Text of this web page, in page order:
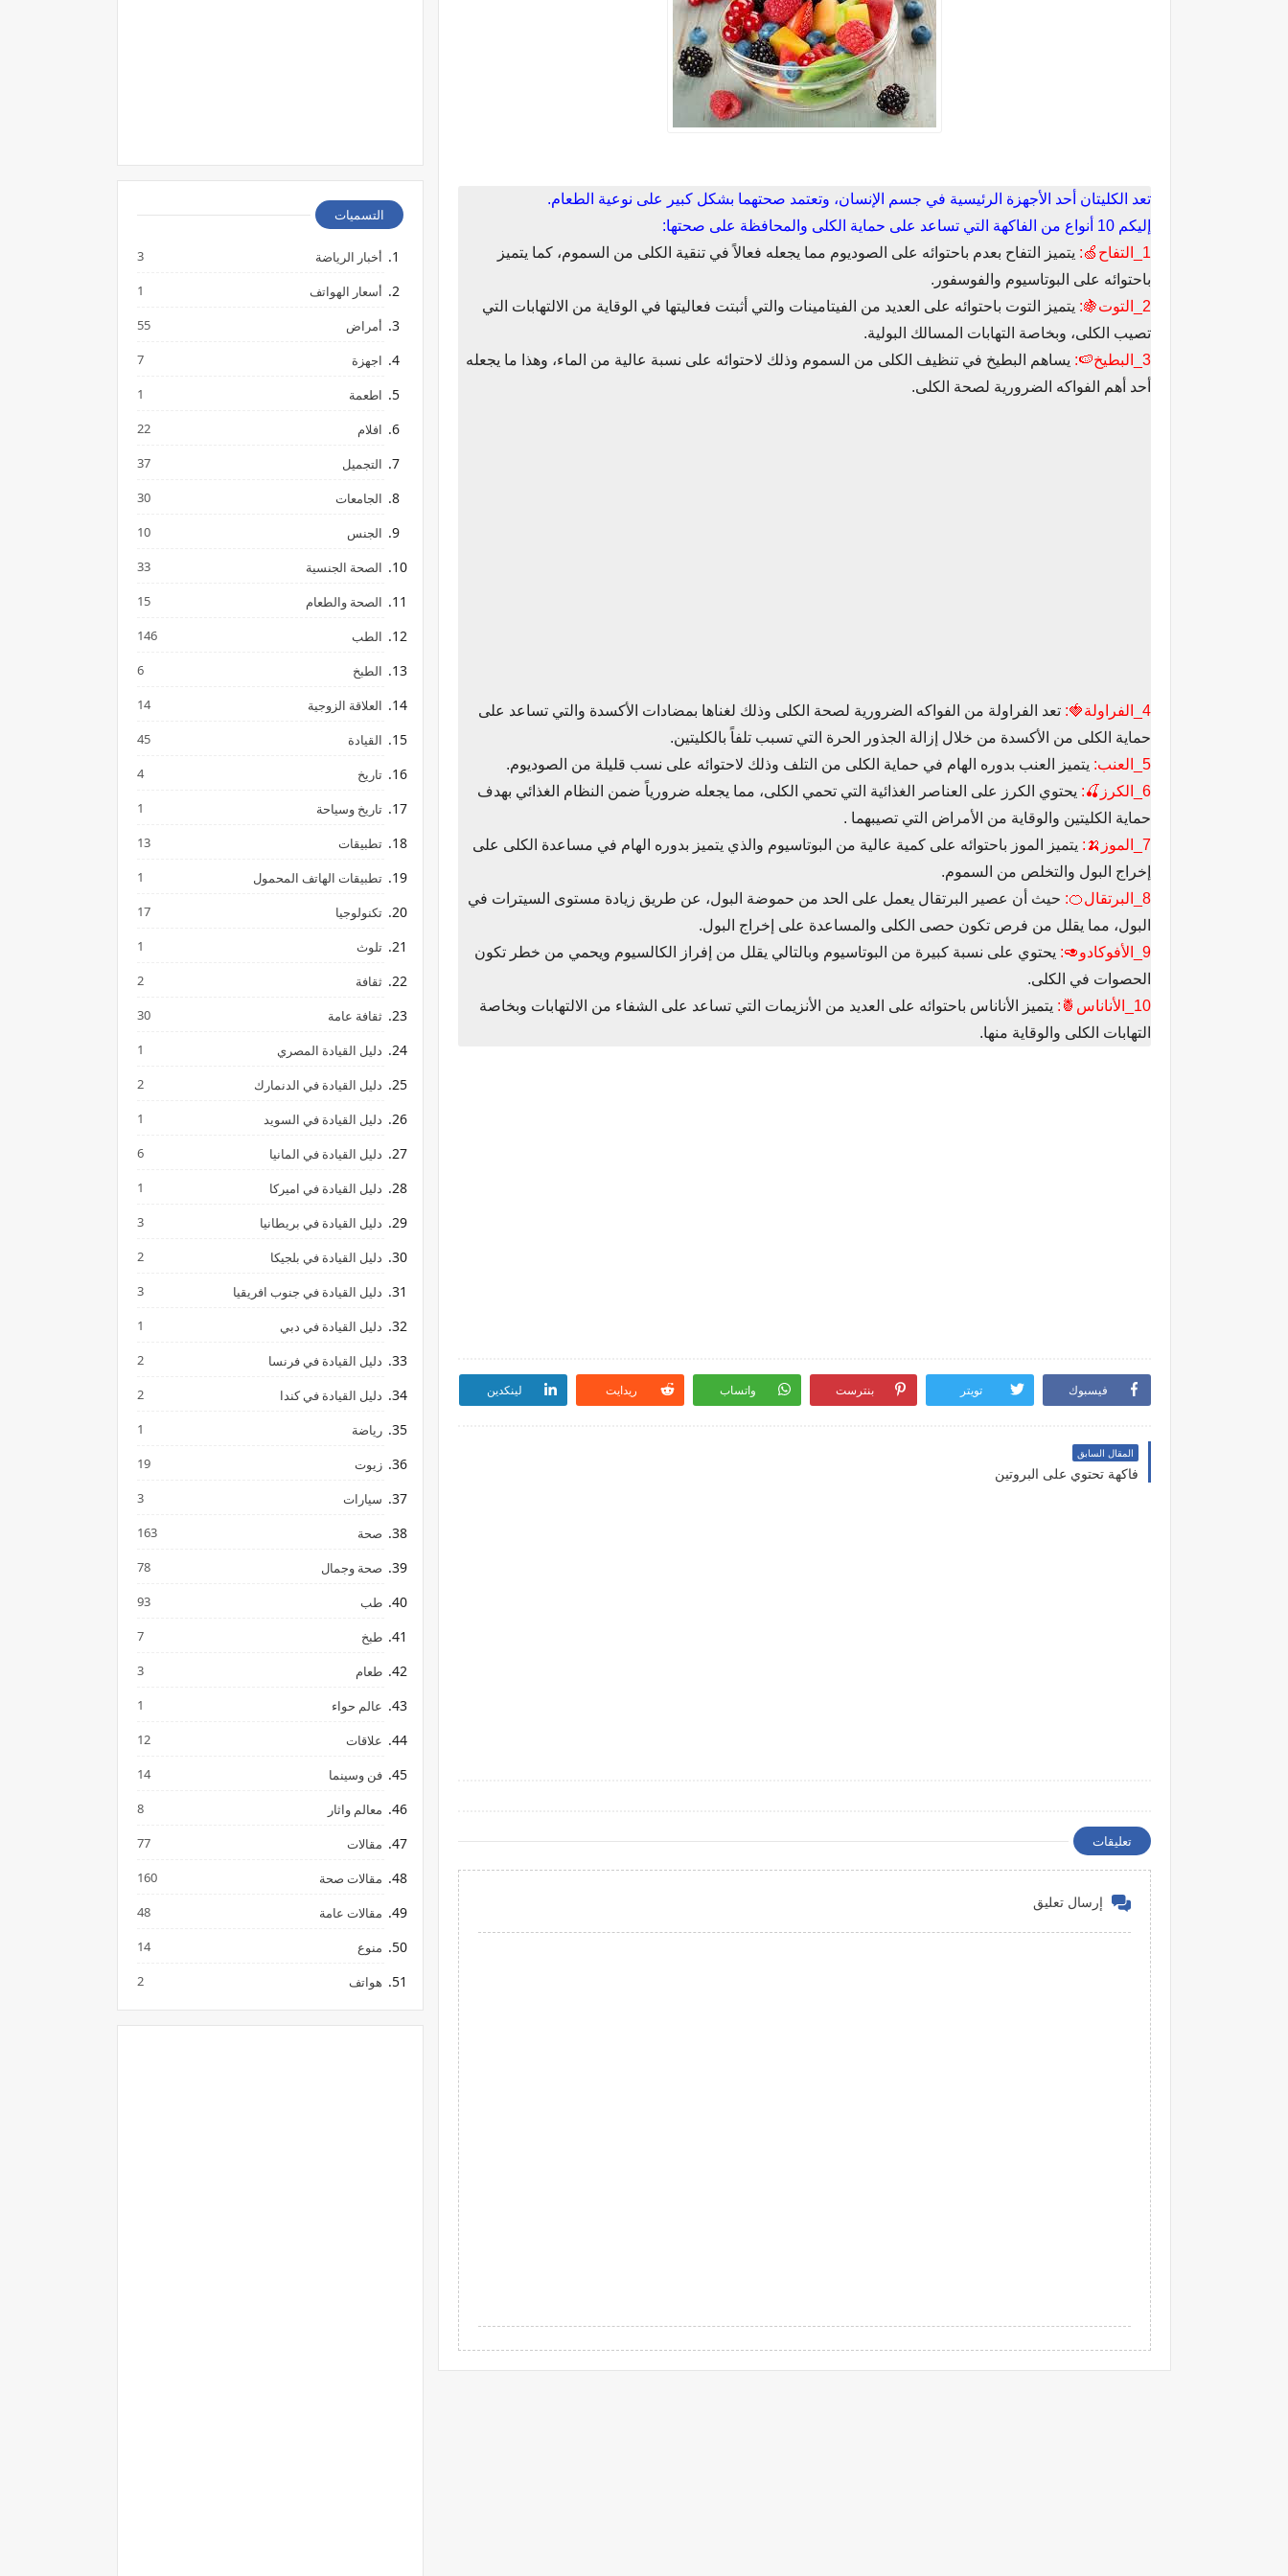
تعد الكليتان أحد الأجهزة الرئيسية في جسم الإنسان، وتعتمد صحتهما بشكل كبير على نوعية الطعام.
إليكم 10 أنواع من الفاكهة التي تساعد على حماية الكلى والمحافظة على صحتها:
1_التفاح🍏:
يتميز التفاح بعدم باحتوائه على الصوديوم مما يجعله فعالاً في تنقية الكلى من السموم، كما يتميز
باحتوائه على البوتاسيوم والفوسفور.
2_التوت🍇:
يتميز التوت باحتوائه على العديد من الفيتامينات والتي أثبتت فعاليتها في الوقاية من الالتهابات التي
تصيب الكلى، وبخاصة التهابات المسالك البولية.
3_البطيخ🍉:
يساهم البطيخ في تنظيف الكلى من السموم وذلك لاحتوائه على نسبة عالية من الماء، وهذا ما يجعله
أحد أهم الفواكه الضرورية لصحة الكلى.
4_الفراولة🍓:
تعد الفراولة من الفواكه الضرورية لصحة الكلى وذلك لغناها بمضادات الأكسدة والتي تساعد على
حماية الكلى من الأكسدة من خلال إزالة الجذور الحرة التي تسبب تلفاً بالكليتين.
5_العنب:
يتميز العنب بدوره الهام في حماية الكلى من التلف وذلك لاحتوائه على نسب قليلة من الصوديوم.
6_الكرز🍒:
يحتوي الكرز على العناصر الغذائية التي تحمي الكلى، مما يجعله ضرورياً ضمن النظام الغذائي بهدف
حماية الكليتين والوقاية من الأمراض التي تصيبهما .
7_الموز🍌:
يتميز الموز باحتوائه على كمية عالية من البوتاسيوم والذي يتميز بدوره الهام في مساعدة الكلى على
إخراج البول والتخلص من السموم.
8_البرتقال🍊:
حيث أن عصير البرتقال يعمل على الحد من حموضة البول، عن طريق زيادة مستوى السيترات في
البول، مما يقلل من فرص تكون حصى الكلى والمساعدة على إخراج البول.
9_الأفوكادو🥑:
يحتوي على نسبة كبيرة من البوتاسيوم وبالتالي يقلل من إفراز الكالسيوم ويحمي من خطر تكون
الحصوات في الكلى.
10_الأناناس🍍:
يتميز الأناناس باحتوائه على العديد من الأنزيمات التي تساعد على الشفاء من الالتهابات وبخاصة
التهابات الكلى والوقاية منها.
فيسبوك تويتر بنترست واتساب ريدايت لينكدين
المقال السابق
فاكهة تحتوي على البروتين
تعليقات
إرسال تعليق
التسميات
أخبار الرياضة 3
أسعار الهواتف 1
أمراض 55
اجهزة 7
اطعمة 1
افلام 22
التجميل 37
الجامعات 30
الجنس 10
الصحة الجنسية 33
الصحة والطعام 15
الطب 146
الطبخ 6
العلاقة الزوجية 14
القيادة 45
تاريخ 4
تاريخ وسياحة 1
تطبيقات 13
تطبيقات الهاتف المحمول 1
تكنولوجيا 17
تلوث 1
ثقافة 2
ثقافة عامة 30
دليل القيادة المصري 1
دليل القيادة في الدنمارك 2
دليل القيادة في السويد 1
دليل القيادة في المانيا 6
دليل القيادة في اميركا 1
دليل القيادة في بريطانيا 3
دليل القيادة في بلجيكا 2
دليل القيادة في جنوب افريقيا 3
دليل القيادة في دبي 1
دليل القيادة في فرنسا 2
دليل القيادة في كندا 2
رياضة 1
زيوت 19
سيارات 3
صحة 163
صحة وجمال 78
طب 93
طبخ 7
طعام 3
عالم حواء 1
علاقات 12
فن وسينما 14
معالم واثار 8
مقالات 77
مقالات صحة 160
مقالات عامة 48
منوع 14
هواتف 2